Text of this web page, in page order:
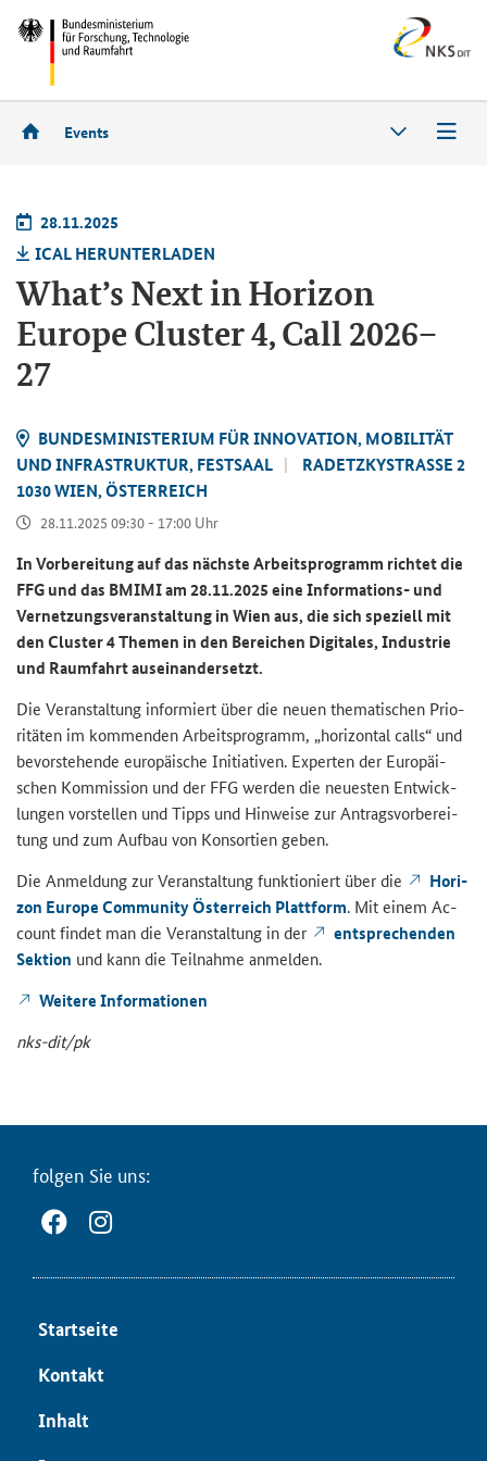
Events
28.11.2025
ICAL HER­UN­TER­LA­DEN
What’s Next in Horizon
Europe Cluster 4, Call 2026–
27
BUN­DES­MI­NIS­TE­RI­UM FÜR IN­NO­VA­TI­ON, MO­BI­LI­TÄT
UND IN­FRA­STRUK­TUR, FEST­SAAL
RA­DETZ­KY­STRA­SSE 2 1
030 WIEN, ÖS­TER­REICH
28.11.2025 09:30 - 17:00 Uhr
In Vor­be­rei­tung auf das nächs­te Ar­beits­pro­gramm rich­tet die
FFG und das BMIMI am 28.11.2025 eine Informations-​ und
Ver­net­zungs­ver­an­stal­tung in Wien aus, die sich spe­zi­ell mit
denCluster4 The­men in den Be­rei­chen Di­gi­ta­les, In­dus­trie
und Raum­fahrt aus­ein­an­der­setzt.
Die Ver­an­stal­tung in­for­miert über die neuen the­ma­ti­schen Prio­
ri­tä­ten im kom­men­den Ar­beits­pro­gramm, „horizontal calls“ und
be­vor­ste­hen­de eu­ro­päi­sche In­itia­ti­ven. Ex­per­ten der Eu­ro­päi­
schen Kom­mis­si­on und der FFG wer­den die neu­es­ten Ent­wick­
lun­gen vor­stel­len und Tipps und Hin­wei­se zur An­trags­vor­be­rei­
tung und zum Auf­bau von Kon­sor­ti­en geben.
Die An­mel­dung zur Ver­an­stal­tung funk­tio­niert über die
Ho­ri­
zon Eu­ro­pe Com­mu­ni­ty Ös­ter­reich Platt­form. Mit einem Ac­
count fin­det man die Ver­an­stal­tung in der
ent­spre­chen­den
Sek­ti­on und kann die Teil­nah­me an­mel­den.
Wei­te­re In­for­ma­tio­nen
nks-​dit/pk
fol­gen Sie uns:
Start­sei­te
Kon­takt
In­halt